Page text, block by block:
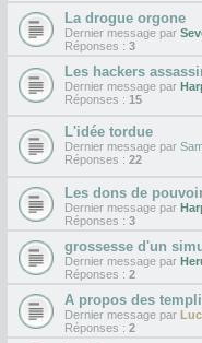
La drogue orgone
Dernier message par
Réponses : 3
Les hackers
Dernier message par
Réponses : 15
L'idée tordue
Dernier message par
Réponses : 22
Les dons de
Dernier message par
Réponses : 3
grossesse d'un
Dernier message par
Réponses : 2
A propos des
Dernier message par
Réponses : 2